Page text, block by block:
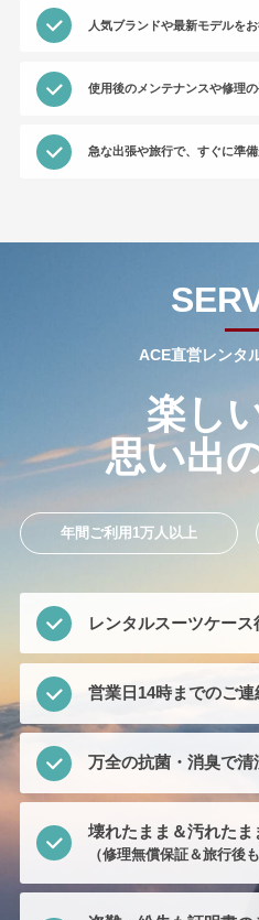
人気ブランドや最新モデルを
使用後のメンテナンスや修理
急な出張や旅行で、すぐに準
ACE直営レンタ
楽し
思い出
年間ご利用1万人以上
レンタルスーツケー
営業日14時までのご
万全の抗菌・消臭で
壊れたまま＆汚れた
（修理無償保証＆旅行後